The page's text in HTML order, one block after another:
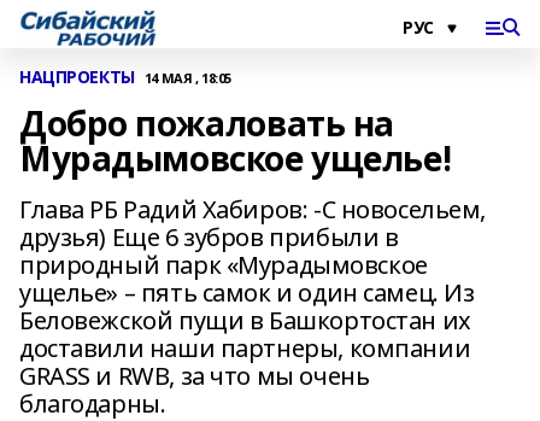
НАЦПРОЕКТЫ 14 МАЯ , 18:05
Добро пожаловать на
Мурадымовское ущелье!
Глава РБ Радий Хабиров: -С новосельем,
друзья) Еще 6 зубров прибыли в
природный парк «Мурадымовское
ущелье» – пять самок и один самец. Из
Беловежской пущи в Башкортостан их
доставили наши партнеры, компании
GRASS и RWB, за что мы очень
благодарны.